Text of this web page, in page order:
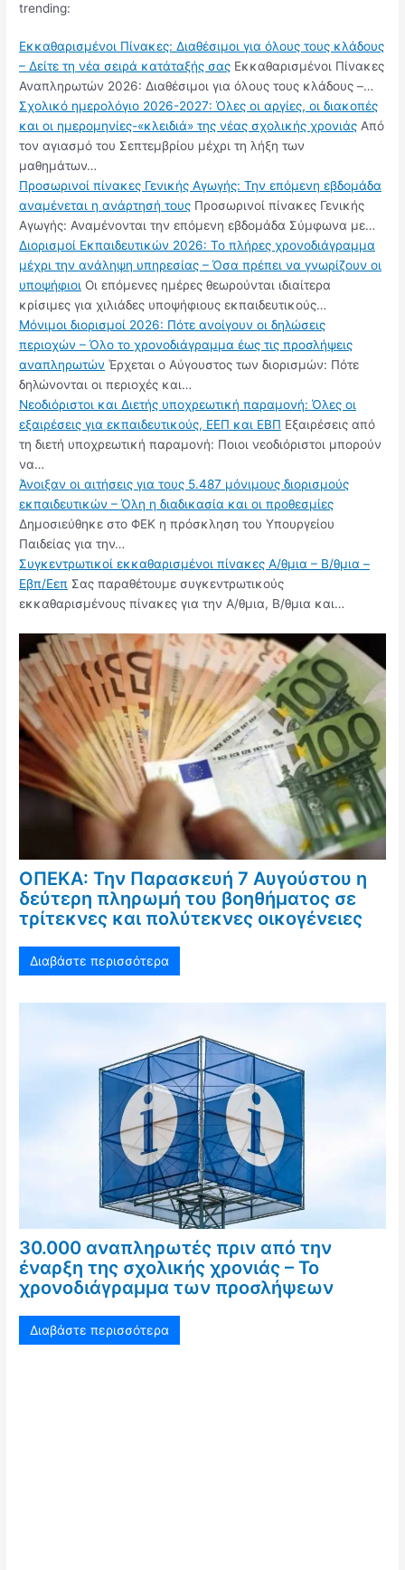
trending:
Εκκαθαρισμένοι Πίνακες: Διαθέσιμοι για όλους τους κλάδους
– Δείτε τη νέα σειρά κατάταξής σας Εκκαθαρισμένοι Πίνακες
Αναπληρωτών 2026: Διαθέσιμοι για όλους τους κλάδους –…
Σχολικό ημερολόγιο 2026-2027: Όλες οι αργίες, οι διακοπές
και οι ημερομηνίες-«κλειδιά» της νέας σχολικής χρονιάς Από
τον αγιασμό του Σεπτεμβρίου μέχρι τη λήξη των
μαθημάτων…
Προσωρινοί πίνακες Γενικής Αγωγής: Την επόμενη εβδομάδα
αναμένεται η ανάρτησή τους Προσωρινοί πίνακες Γενικής
Αγωγής: Αναμένονται την επόμενη εβδομάδα Σύμφωνα με…
Διορισμοί Εκπαιδευτικών 2026: Το πλήρες χρονοδιάγραμμα
μέχρι την ανάληψη υπηρεσίας – Όσα πρέπει να γνωρίζουν οι
υποψήφιοι Οι επόμενες ημέρες θεωρούνται ιδιαίτερα
κρίσιμες για χιλιάδες υποψήφιους εκπαιδευτικούς…
Μόνιμοι διορισμοί 2026: Πότε ανοίγουν οι δηλώσεις
περιοχών – Όλο το χρονοδιάγραμμα έως τις προσλήψεις
αναπληρωτών Έρχεται ο Αύγουστος των διορισμών: Πότε
δηλώνονται οι περιοχές και…
Νεοδιόριστοι και Διετής υποχρεωτική παραμονή: Όλες οι
εξαιρέσεις για εκπαιδευτικούς, ΕΕΠ και ΕΒΠ Εξαιρέσεις από
τη διετή υποχρεωτική παραμονή: Ποιοι νεοδιόριστοι μπορούν
να…
Άνοιξαν οι αιτήσεις για τους 5.487 μόνιμους διορισμούς
εκπαιδευτικών – Όλη η διαδικασία και οι προθεσμίες
Δημοσιεύθηκε στο ΦΕΚ η πρόσκληση του Υπουργείου
Παιδείας για την…
Συγκεντρωτικοί εκκαθαρισμένοι πίνακες Α/θμια – Β/θμια –
Εβπ/Εεπ Σας παραθέτουμε συγκεντρωτικούς
εκκαθαρισμένους πίνακες για την Α/θμια, Β/θμια και…
ΟΠΕΚΑ: Την Παρασκευή 7 Αυγούστου η
δεύτερη πληρωμή του βοηθήματος σε
τρίτεκνες και πολύτεκνες οικογένειες
Διαβάστε περισσότερα
30.000 αναπληρωτές πριν από την
έναρξη της σχολικής χρονιάς – Το
χρονοδιάγραμμα των προσλήψεων
Διαβάστε περισσότερα